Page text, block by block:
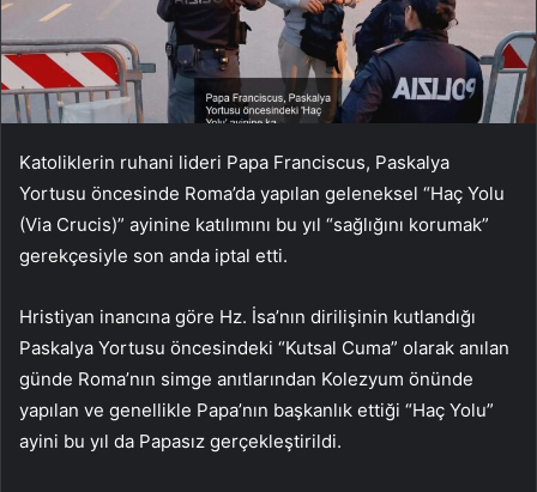
Katoliklerin ruhani lideri Papa Franciscus, Paskalya
Yortusu öncesinde Roma’da yapılan geleneksel “Haç Yolu
(Via Crucis)” ayinine katılımını bu yıl “sağlığını korumak”
gerekçesiyle son anda iptal etti.
Hristiyan inancına göre Hz. İsa’nın dirilişinin kutlandığı
Paskalya Yortusu öncesindeki “Kutsal Cuma” olarak anılan
günde Roma’nın simge anıtlarından Kolezyum önünde
yapılan ve genellikle Papa’nın başkanlık ettiği “Haç Yolu”
ayini bu yıl da Papasız gerçekleştirildi.